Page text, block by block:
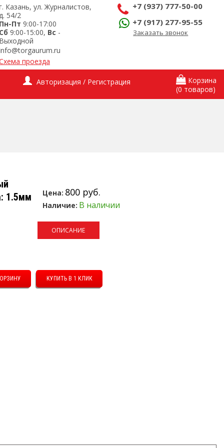
Казань, ул. Журналистов,
54/2
Пн-Пт 9:00-17:00
Сб 9:00-15:00, Вс -
Выходной
проезда
+7 (937) 777-50-00
+7 (917) 277-95-55
Заказать звонок
Авторизация / Регистрация
Корзина
(0 товаров)
1.5мм
Цена: 800 руб.
Наличие: В наличии
ОПИСАНИЕ
КУПИТЬ В 1 КЛИК